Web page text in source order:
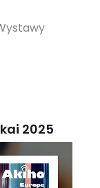
2025